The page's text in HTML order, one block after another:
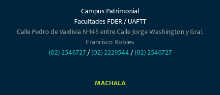
Campus Patrimonial
Facultades FDER / UAFTT
Calle Pedro de Valdivia N-145 entre Calle Jorge Washington y Gral.
Francisco Robles
(02) 2546727/(02) 2229544/(02) 2546727
MACHALA